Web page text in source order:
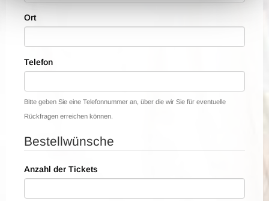
Ort
Telefon
Bitte geben Sie eine Telefonnummer an, über die wir Sie für eventuelle
Rückfragen erreichen können.
Bestellwünsche
Anzahl der Tickets